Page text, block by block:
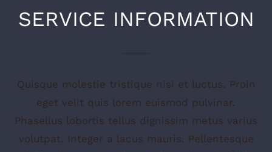
SERVICE INFORMATION
Quisque molestie tristique nisi et luctus. Proin
eget velit quis lorem euismod pulvinar.
Phasellus lobortis tellus dignissim metus varius
volutpat. Integer a lacus mauris. Pellentesque